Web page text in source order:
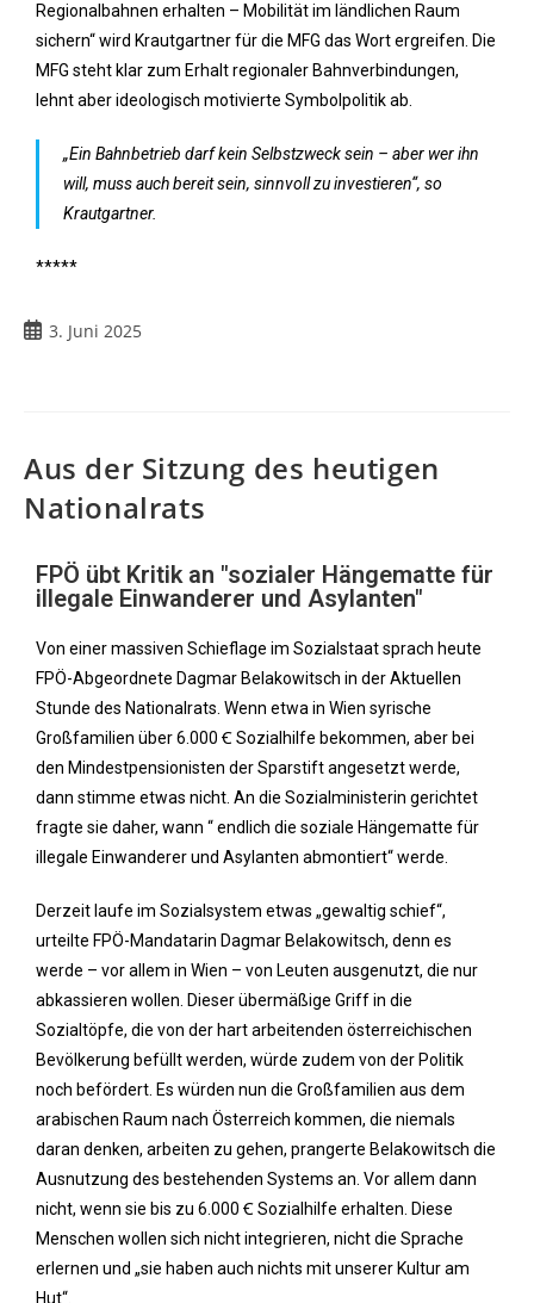
Regionalbahnen erhalten – Mobilität im ländlichen Raum
sichern“ wird Krautgartner für die MFG das Wort ergreifen. Die
MFG steht klar zum Erhalt regionaler Bahnverbindungen,
lehnt aber ideologisch motivierte Symbolpolitik ab.
„Ein Bahnbetrieb darf kein Selbstzweck sein – aber wer ihn
will, muss auch bereit sein, sinnvoll zu investieren“, so
Krautgartner.
*****
3. Juni 2025
Aus der Sitzung des heutigen
Nationalrats
FPÖ übt Kritik an "sozialer Hängematte für
illegale Einwanderer und Asylanten"
Von einer massiven Schieflage im Sozialstaat sprach heute
FPÖ-Abgeordnete Dagmar Belakowitsch in der Aktuellen
Stunde des Nationalrats. Wenn etwa in Wien syrische
Großfamilien über 6.000 Ꞓ Sozialhilfe bekommen, aber bei
den Mindestpensionisten der Sparstift angesetzt werde,
dann stimme etwas nicht. An die Sozialministerin gerichtet
fragte sie daher, wann “ endlich die soziale Hängematte für
illegale Einwanderer und Asylanten abmontiert“ werde.
Derzeit laufe im Sozialsystem etwas „gewaltig schief“,
urteilte FPÖ-Mandatarin Dagmar Belakowitsch, denn es
werde – vor allem in Wien – von Leuten ausgenutzt, die nur
abkassieren wollen. Dieser übermäßige Griff in die
Sozialtöpfe, die von der hart arbeitenden österreichischen
Bevölkerung befüllt werden, würde zudem von der Politik
noch befördert. Es würden nun die Großfamilien aus dem
arabischen Raum nach Österreich kommen, die niemals
daran denken, arbeiten zu gehen, prangerte Belakowitsch die
Ausnutzung des bestehenden Systems an. Vor allem dann
nicht, wenn sie bis zu 6.000 Ꞓ Sozialhilfe erhalten. Diese
Menschen wollen sich nicht integrieren, nicht die Sprache
erlernen und „sie haben auch nichts mit unserer Kultur am
Hut“.